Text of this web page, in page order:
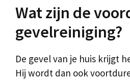
Wat zijn de
gevelreiniging?
De gevel van je huis krijgt
Hij wordt dan ook